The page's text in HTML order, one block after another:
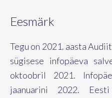
Eesmärk
Tegu on 2021. aasta
sügisese infopäeva
oktoobril 2021.
jaanuarini 2022.